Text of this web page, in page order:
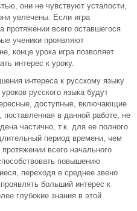
они не чувствуют усталости,
увлечены. Если игра
протяжении всего оставшегося
ученики проявляют
конце урока игра позволяет
интерес к уроку.
интереса к русскому языку
русского языка будут
доступные, включающие
в данной работе, не
частично, т.к. для ее полного
период времени, чем
всего начального
повышению
переходя в среднее звено
больший интерес к
глубокие знания в этой